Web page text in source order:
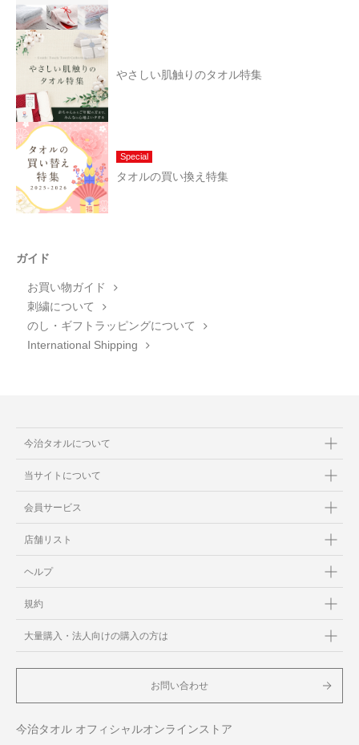
やさしい肌触りのタオル特集
Special
タオルの買い換え特集
ガイド
お買い物ガイド
刺繍について
のし・ギフトラッピングについて
International Shipping
今治タオルについて
当サイトについて
会員サービス
店舗リスト
ヘルプ
規約
大量購入・法人向けの購入の方は
お問い合わせ
今治タオル オフィシャルオンラインストア